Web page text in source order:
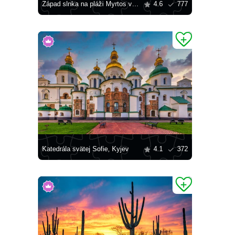
Západ slnka na pláži Myrtos v Grécku 4.6 777
Katedrála svätej Sofie, Kyjev 4.1 372